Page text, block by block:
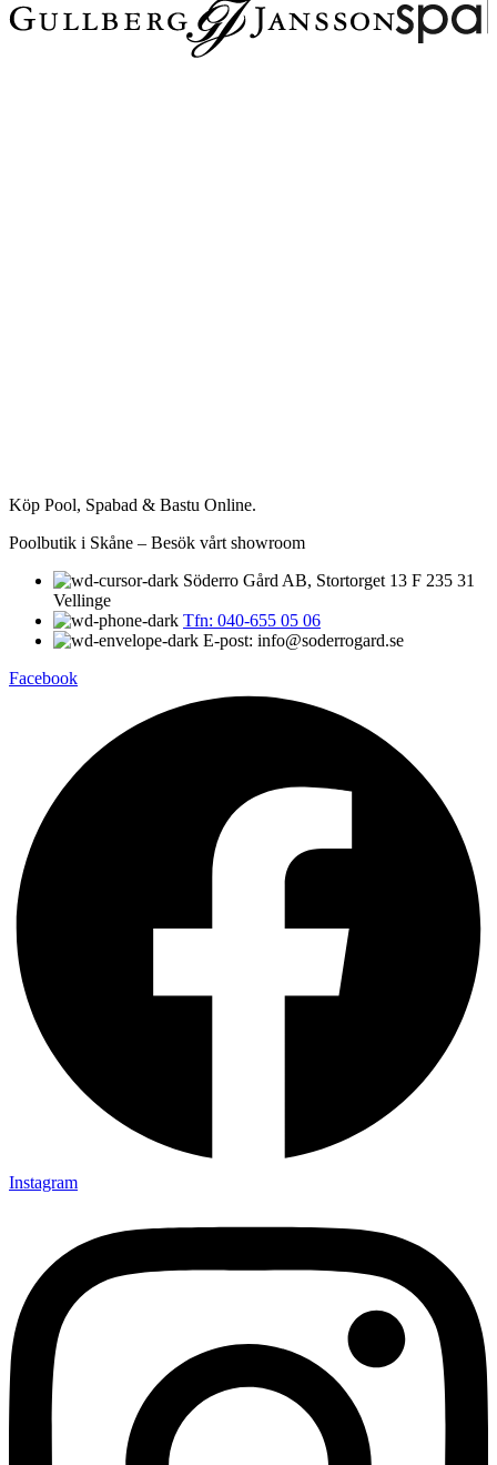
Köp Pool, Spabad & Bastu Online.
Poolbutik i Skåne – Besök vårt showroom
Söderro Gård AB, Stortorget 13 F 235 31
Vellinge
Tfn: 040-655 05 06
E-post: info@soderrogard.se
Facebook
Instagram